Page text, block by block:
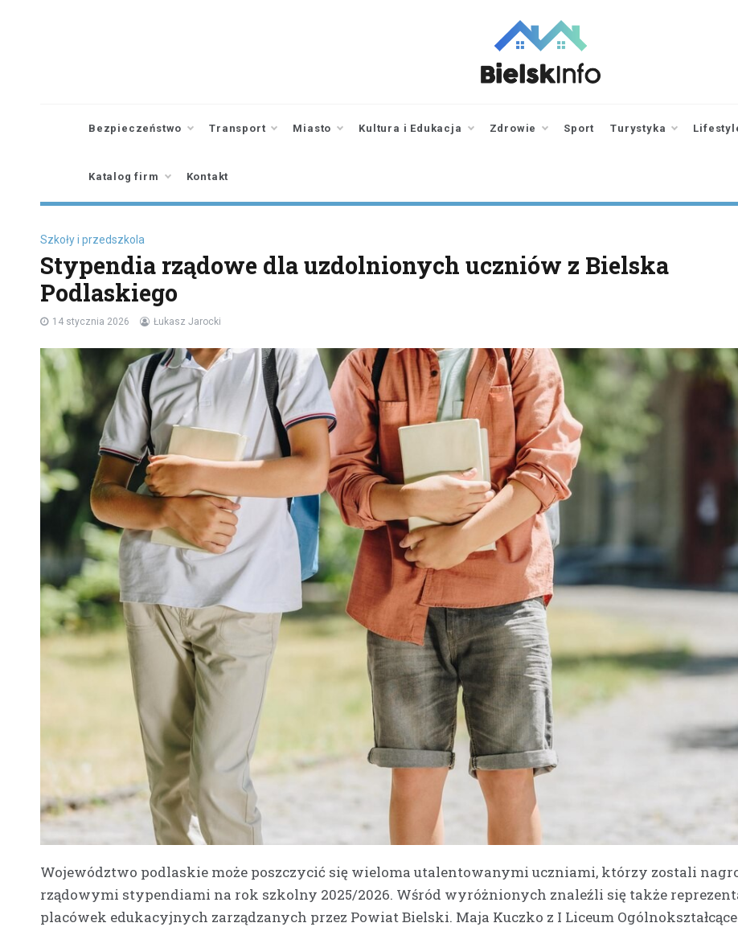
Bielska
Bezpieczeństwo Transport Miasto Kultura i Edukacja Zdrowie Sport Turystyka
Katalog firm Kontakt
Szkoły i przedszkola
Stypendia rządowe dla uzdolnionych uczniów z Bielska
Podlaskiego
14 stycznia 2026 Łukasz Jarocki
Województwo podlaskie może poszczycić się wieloma utalentowanymi uczniami, którzy zostali
rządowymi stypendiami na rok szkolny 2025/2026. Wśród wyróżnionych znaleźli się także
placówek edukacyjnych zarządzanych przez Powiat Bielski. Maja Kuczko z I Liceum